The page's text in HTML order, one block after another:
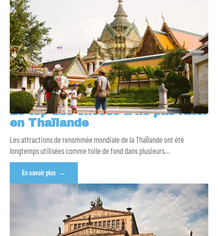
Le top des choses à ne pas rater
en Thaïlande
Les attractions de renommée mondiale de la Thaïlande ont été
longtemps utilisées comme toile de fond dans plusieurs…
En savoir plus